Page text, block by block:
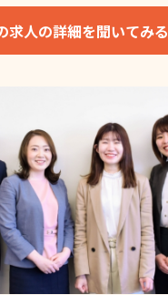
求人の詳細を聞いてみる